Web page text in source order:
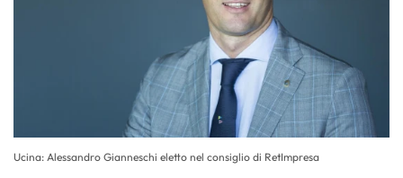
Ucina: Alessandro Gianneschi eletto nel consiglio di RetImpresa